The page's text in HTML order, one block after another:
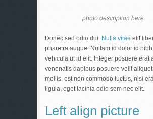
photo description here
Donec sed odio dui. Nulla vitae elit
pharetra augue. Nullam id dolor id
vehicula ut id elit. Integer posuere erat
venenatis dapibus posuere velit
mollis, est non commodo luctus, nisi
ligula, eget lacinia odio sem nec elit.
Left align picture